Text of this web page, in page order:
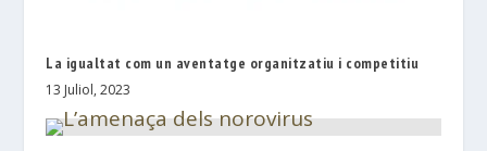
La igualtat com un aventatge organitzatiu i competitiu
13 Juliol, 2023